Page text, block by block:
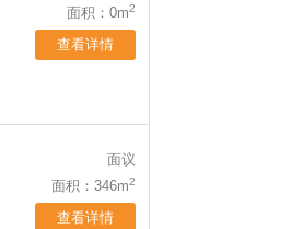
面积：0m2
查看详情
面议
面积：346m2
查看详情